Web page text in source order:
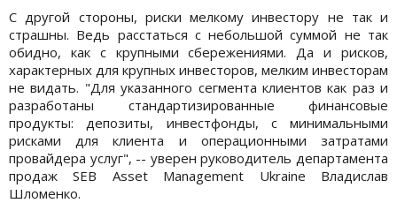
С другой стороны, риски мелкому инвестору не так и
страшны. Ведь расстаться с небольшой суммой не так
обидно, как с крупными сбережениями. Да и рисков,
характерных для крупных инвесторов, мелким инвесторам
не видать. "Для указанного сегмента клиентов как раз и
разработаны стандартизированные финансовые
продукты: депозиты, инвестфонды, с минимальными
рисками для клиента и операционными затратами
провайдера услуг", -- уверен руководитель департамента
продаж SEB Asset Management Ukraine Владислав
Шломенко.